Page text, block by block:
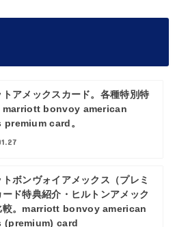
トアメックスカード。各種特別特
marriott bonvoy american
card。
トボンヴォイアメックス（プレミ
ード特典紹介・ヒルトンアメック
較。marriott bonvoy american
(premium) card